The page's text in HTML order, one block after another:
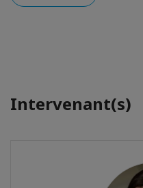
Intervenant(s)